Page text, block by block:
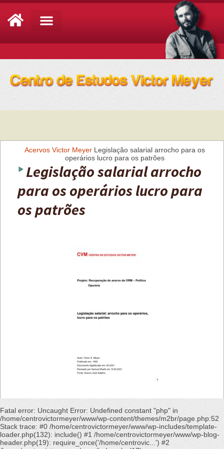
Acervos Victor Meyer Legislação salarial arrocho para os
operários lucro para os patrões
Legislação salarial arrocho
para os operários lucro para
os patrões
Fatal error: Uncaught Error: Undefined constant "php" in
/home/centrovictormeyer/www/wp-content/themes/m2br/page.php:52
Stack trace: #0 /home/centrovictormeyer/www/wp-includes/template-
loader.php(132): include() #1 /home/centrovictormeyer/www/wp-blog-
header.php(19): require_once('/home/centrovic...') #2